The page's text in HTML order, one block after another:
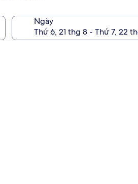
Ngày